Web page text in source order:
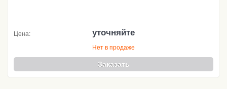
Цена: уточняйте
Нет в продаже
Заказать